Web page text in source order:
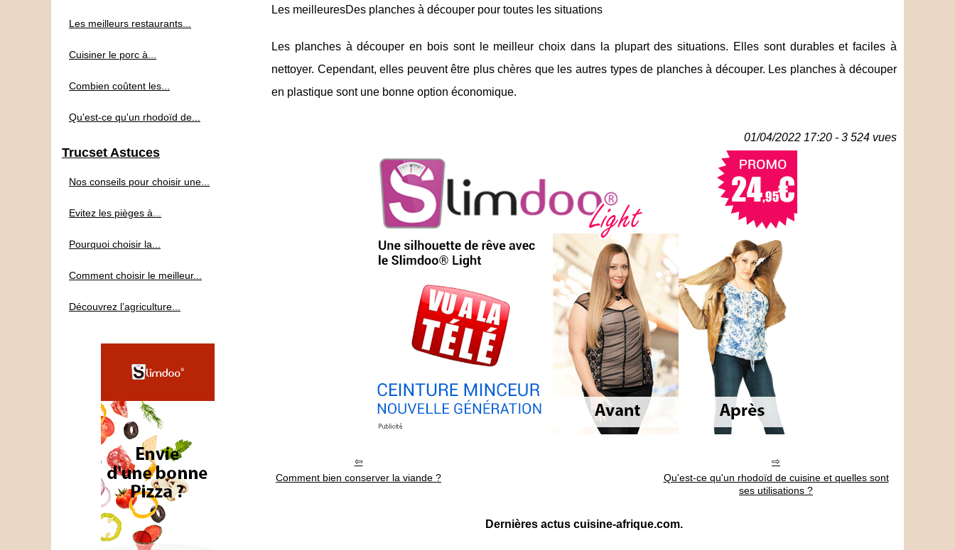
Les meilleuresDes planches à découper pour toutes les situations
Les planches à découper en bois sont le meilleur choix dans la plupart des situations. Elles sont durables et faciles à
nettoyer. Cependant, elles peuvent être plus chères que les autres types de planches à découper. Les planches à découper
en plastique sont une bonne option économique.
01/04/2022 17:20 - 3 524 vues
Comment bien conserver la viande ?
Qu'est-ce qu'un rhodoïd de cuisine et quelles sont
ses utilisations ?
Dernières actus cuisine-afrique.com.
Les meilleurs restaurants...
Cuisiner le porc à...
Combien coûtent les...
Qu'est-ce qu'un rhodoïd de...
Trucset Astuces
Nos conseils pour choisir une...
Evitez les pièges à...
Pourquoi choisir la...
Comment choisir le meilleur...
Découvrez l’agriculture...